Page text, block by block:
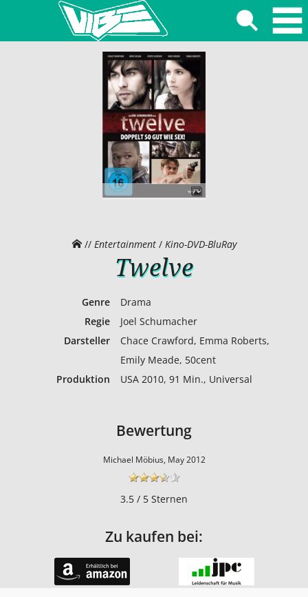
// Entertainment/ Kino-DVD-BluRay
Twelve
Genre
Drama
Regie
Joel Schumacher
Darsteller
Chace Crawford, Emma Roberts,
Emily Meade, 50cent
Produktion
USA 2010, 91 Min., Universal
Bewertung
Michael Möbius, May 2012
3.5 / 5 Sternen
Zu kaufen bei: